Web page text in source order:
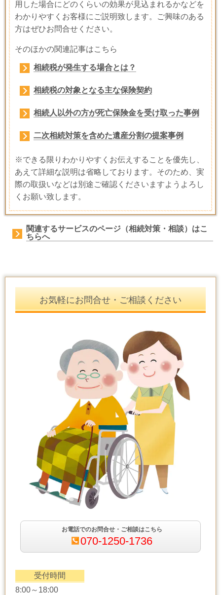
用した場合にどのくらいの効果が見込まれるかなどを
わかりやすくお客様にご説明致します。ご興味のある
方はぜひお問合せください。
そのほかの関連記事はこちら
相続税が発生する場合とは？
相続税の対象となる主な保険契約
相続人以外の方が死亡保険金を受け取った事例
二次相続対策を含めた遺産分割の提案事例
※できる限りわかりやすくお伝えすることを優先し、
あえて詳細な説明は省略しております。そのため、実
際の取扱いなどは別途ご確認くださいますようよろし
くお願い致します。
関連するサービスのページ（相続対策・相談）はこ
ちらへ
お気軽にお問合せ・ご相談ください
お電話でのお問合せ・ご相談はこちら
070-1250-1736
受付時間
8:00～18:00